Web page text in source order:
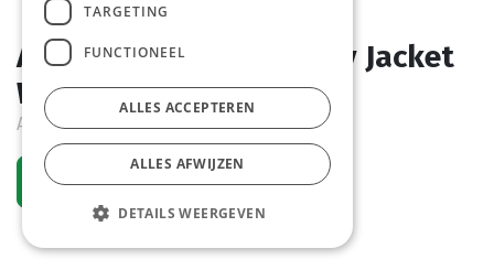
Aardappel Partjes Spicy Jacket
Wedges Aviko 2,5 kg
Actief
Vraag een account aan
TARGETING
FUNCTIONEEL
ALLES ACCEPTEREN
ALLES AFWIJZEN
DETAILS WEERGEVEN